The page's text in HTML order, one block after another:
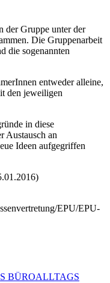
der Gruppe unter der
Die Gruppenarbeit
die sogenannten
entweder alleine,
den jeweiligen
in diese
Austausch an
Ideen aufgegriffen
EPU/EPU-
BÜROALLTAGS